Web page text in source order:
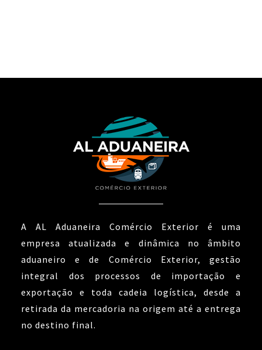
A AL Aduaneira Comércio Exterior é uma
empresa atualizada e dinâmica no âmbito
aduaneiro e de Comércio Exterior, gestão
integral dos processos de importação e
exportação e toda cadeia logística, desde a
retirada da mercadoria na origem até a entrega
no destino final.